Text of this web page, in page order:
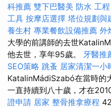
科推薦 雙下巴醫美 防水 工程
工具 按摩店選擇 塔位規劃與
養生村 專業餐飲設備推薦 外
大學的前講師的去世
他去世，享年95歲。 牙醫推
SEO策略 跳蚤 居家清潔一小
KatalinMádiSzabó在當時的
一直持續到八十歲，才在
證申請 居家 整骨推拿療程